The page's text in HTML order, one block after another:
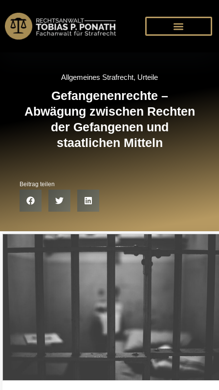
Allgemeines Strafrecht, Urteile
Gefangenenrechte –
Abwägung zwischen Rechten
der Gefangenen und
staatlichen Mitteln
Beitrag teilen